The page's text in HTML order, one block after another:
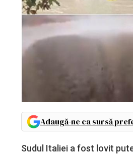
Adaugă-ne ca sursă
Sudul Italiei a fost lovit